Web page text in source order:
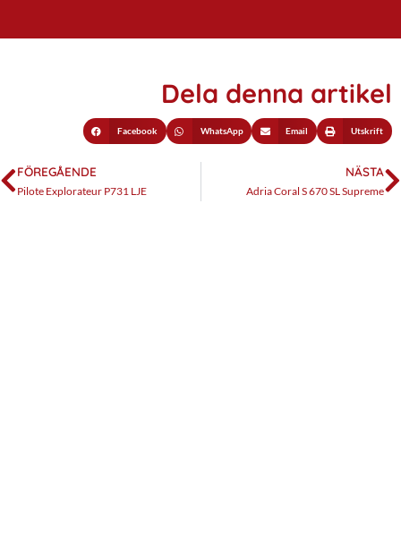
Dela denna artikel
Facebook WhatsApp Email Utskrift
FÖREGÅENDE
Pilote Explorateur P731 LJE
NÄSTA
Adria Coral S 670 SL Supreme